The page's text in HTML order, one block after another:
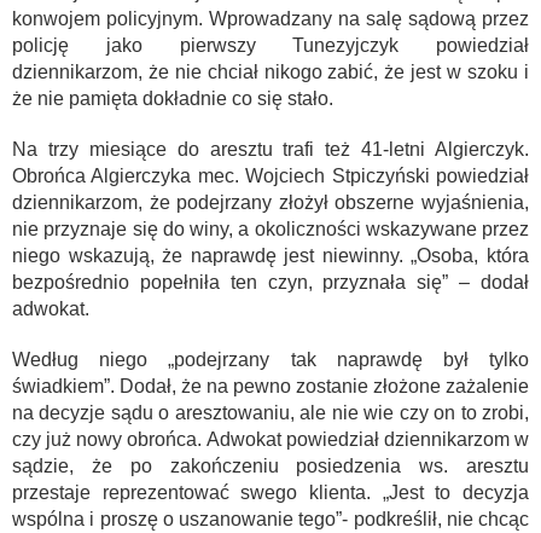
konwojem policyjnym. Wprowadzany na salę sądową przez
policję jako pierwszy Tunezyjczyk powiedział
dziennikarzom, że nie chciał nikogo zabić, że jest w szoku i
że nie pamięta dokładnie co się stało.
Na trzy miesiące do aresztu trafi też 41-letni Algierczyk.
Obrońca Algierczyka mec. Wojciech Stpiczyński powiedział
dziennikarzom, że podejrzany złożył obszerne wyjaśnienia,
nie przyznaje się do winy, a okoliczności wskazywane przez
niego wskazują, że naprawdę jest niewinny. „Osoba, która
bezpośrednio popełniła ten czyn, przyznała się” – dodał
adwokat.
Według niego „podejrzany tak naprawdę był tylko
świadkiem”. Dodał, że na pewno zostanie złożone zażalenie
na decyzje sądu o aresztowaniu, ale nie wie czy on to zrobi,
czy już nowy obrońca. Adwokat powiedział dziennikarzom w
sądzie, że po zakończeniu posiedzenia ws. aresztu
przestaje reprezentować swego klienta. „Jest to decyzja
wspólna i proszę o uszanowanie tego”- podkreślił, nie chcąc